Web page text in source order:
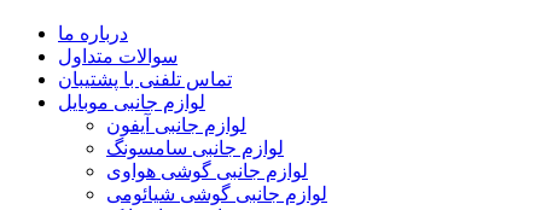
درباره ما
سوالات متداول
تماس تلفنی با پشتیبان
لوازم جانبی موبایل
لوازم جانبی آیفون
لوازم جانبی سامسونگ
لوازم جانبی گوشی هواوی
لوازم جانبی گوشی شیائومی